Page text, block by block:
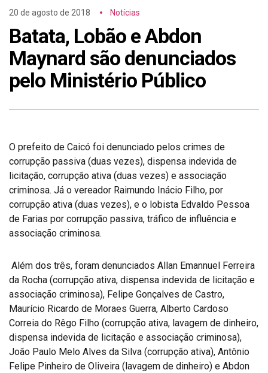
20 de agosto de 2018 Notícias
Batata, Lobão e Abdon
Maynard são denunciados
pelo Ministério Público
O prefeito de Caicó foi denunciado pelos crimes de
corrupção passiva (duas vezes), dispensa indevida de
licitação, corrupção ativa (duas vezes) e associação
criminosa. Já o vereador Raimundo Inácio Filho, por
corrupção ativa (duas vezes), e o lobista Edvaldo Pessoa
de Farias por corrupção passiva, tráfico de influência e
associação criminosa.
Além dos três, foram denunciados Allan Emannuel Ferreira
da Rocha (corrupção ativa, dispensa indevida de licitação e
associação criminosa), Felipe Gonçalves de Castro,
Maurício Ricardo de Moraes Guerra, Alberto Cardoso
Correia do Rêgo Filho (corrupção ativa, lavagem de dinheiro,
dispensa indevida de licitação e associação criminosa),
João Paulo Melo Alves da Silva (corrupção ativa), Antônio
Felipe Pinheiro de Oliveira (lavagem de dinheiro) e Abdon